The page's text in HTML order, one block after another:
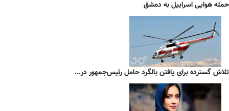
حمله هوایی اسراییل به دمشق
تلاش گسترده برای یافتن بالگرد حامل رئیس‌جمهور در...